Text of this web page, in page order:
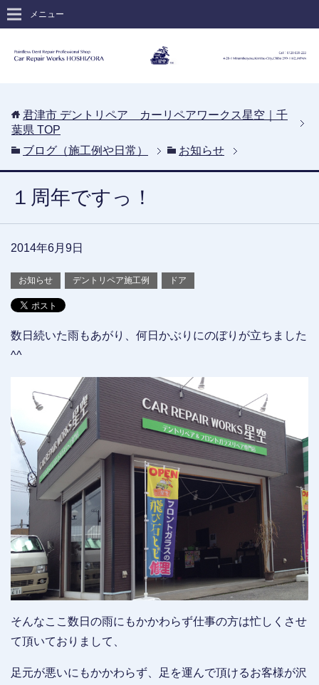
メニュー
君津市 デントリペア カーリペアワークス星空｜千
葉県 TOP
ブログ（施工例や日常）
お知らせ
１周年ですっ！
2014年6月9日
お知らせ デントリペア施工例 ドア
数日続いた雨もあがり、何日かぶりにのぼりが立ちました
^^
そんなここ数日の雨にもかかわらず仕事の方は忙しくさせ
て頂いておりまして、
足元が悪いにもかかわらず、足を運んで頂けるお客様が沢